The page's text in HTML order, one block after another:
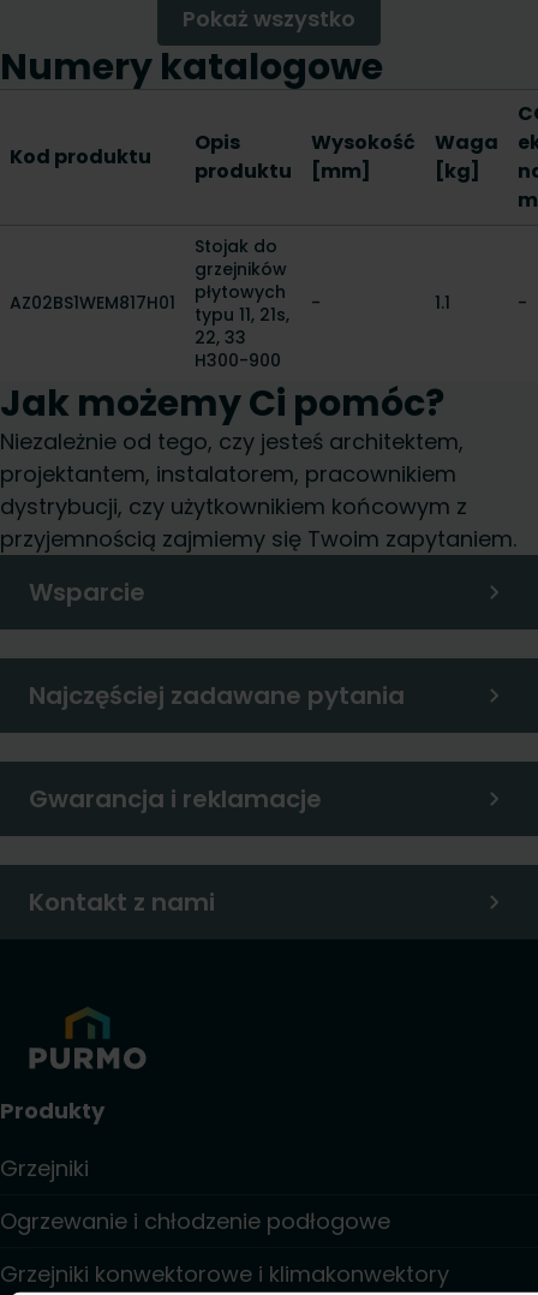
Pokaż wszystko
Numery katalogowe
Kod produktu
Opis
produktu
Wysokość
[mm]
Waga
[kg]
AZ02BS1WEM817H01
Stojak do
grzejników
płytowych
typu 11, 21s,
22, 33
H300-900
- 1.1 -
Jak możemy Ci pomóc?
Niezależnie od tego, czy jesteś architektem,
projektantem, instalatorem, pracownikiem
dystrybucji, czy użytkownikiem końcowym z
przyjemnością zajmiemy się Twoim zapytaniem.
Wsparcie
Najczęściej zadawane pytania
Gwarancja i reklamacje
Kontakt z nami
Produkty
Grzejniki
Ogrzewanie i chłodzenie podłogowe
Grzejniki konwektorowe i klimakonwektory